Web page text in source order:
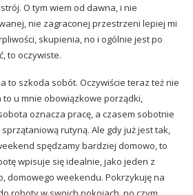
O tym wiem od dawna, i nie
nie zagraconej przestrzeni lepiej mi
skupienia, no i ogólnie jest po
to oczywiste.
to szkoda sobót. Oczywiście teraz też nie
u mnie obowiązkowe porządki,
oznacza pracę, a czasem sobotnie
rutyną. Ale gdy już jest tak,
spędzamy bardziej domowo, to
wpisuje się idealnie, jako jeden z
domowego weekendu. Pokrzykuję na